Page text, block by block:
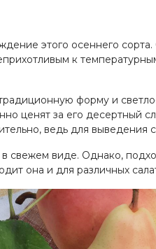
этого осеннего
к
форму и
ценят за его десертный
ведь для
свежем виде. Однако,
она и для различных